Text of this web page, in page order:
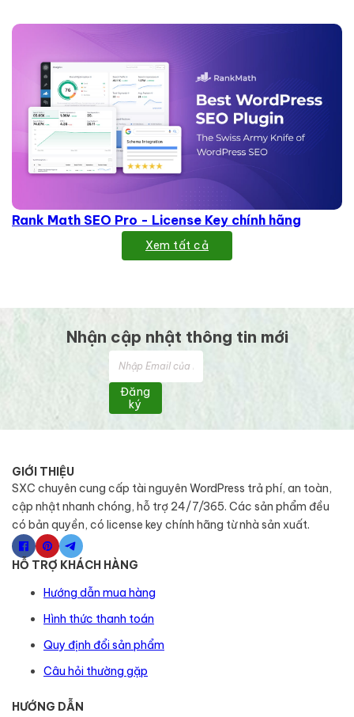
Rank Math SEO Pro - License Key chính hãng
Xem tất cả
Nhận cập nhật thông tin mới
Đăng
ký
GIỚI THIỆU
SXC chuyên cung cấp tài nguyên WordPress trả phí, an toàn,
cập nhật nhanh chóng, hỗ trợ 24/7/365. Các sản phẩm đều
có bản quyền, có license key chính hãng từ nhà sản xuất.
HỖ TRỢ KHÁCH HÀNG
Hướng dẫn mua hàng
Hình thức thanh toán
Quy định đổi sản phẩm
Câu hỏi thường gặp
HƯỚNG DẪN